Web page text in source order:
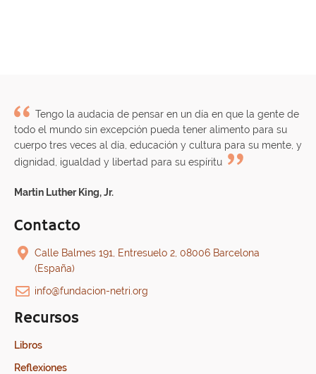
Tengo la audacia de pensar en un día en que la gente de
todo el mundo sin excepción pueda tener alimento para su
cuerpo tres veces al día, educación y cultura para su mente, y
dignidad, igualdad y libertad para su espíritu
Martin Luther King, Jr.
Contacto
Calle Balmes 191, Entresuelo 2, 08006 Barcelona
(España)
info@fundacion-netri.org
Recursos
Libros
Reflexiones